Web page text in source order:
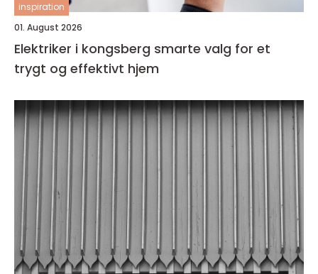
inspiration
01. August 2026
Elektriker i kongsberg smarte valg for et
trygt og effektivt hjem